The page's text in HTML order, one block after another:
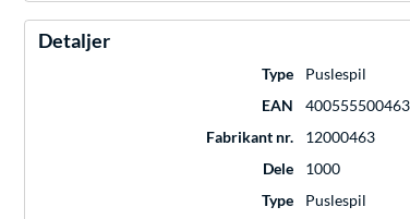
Detaljer
Type
Puslespil
EAN
Fabrikant nr.
12000463
Dele
1000
Type
Puslespil